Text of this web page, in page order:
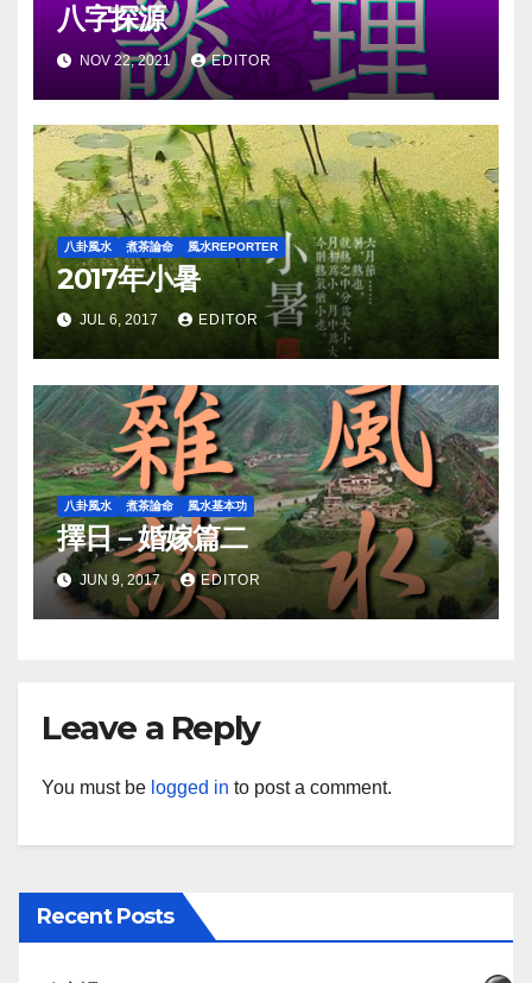
八字探源
NOV 22, 2021 EDITOR
八卦風水 煮茶論命 風水REPORTER
2017年小暑
JUL 6, 2017 EDITOR
八卦風水 煮茶論命 風水基本功
擇日－婚嫁篇二
JUN 9, 2017 EDITOR
Leave a Reply
You must be logged in to post a comment.
Recent Posts